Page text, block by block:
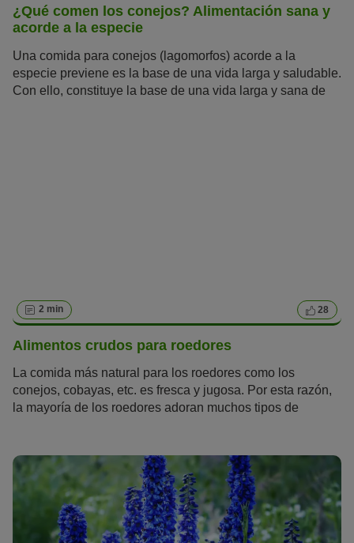
¿Qué comen los conejos? Alimentación sana y
acorde a la especie
Una comida para conejos (lagomorfos) acorde a la
especie previene es la base de una vida larga y saludable.
Con ello, constituye la base de una vida larga y sana de
2 min 28
Alimentos crudos para roedores
La comida más natural para los roedores como los
conejos, cobayas, etc. es fresca y jugosa. Por esta razón,
la mayoría de los roedores adoran muchos tipos de
son una fuente de energía importante.